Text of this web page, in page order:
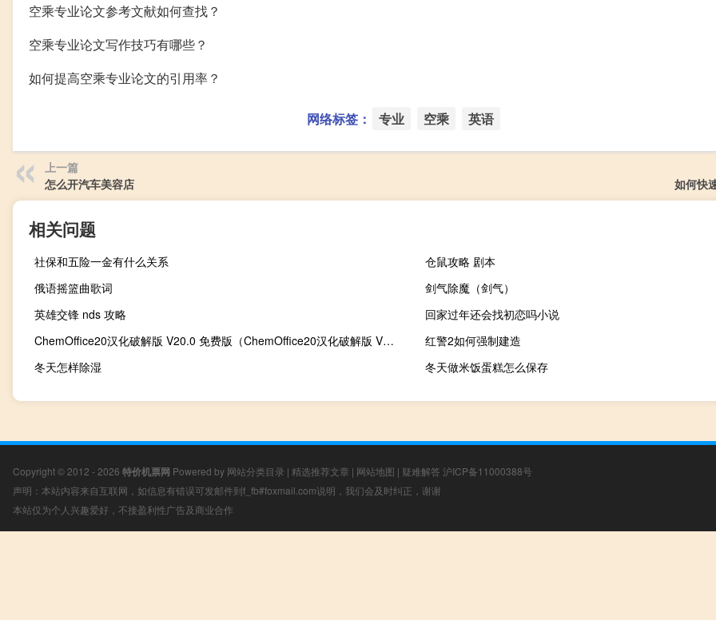
空乘专业论文参考文献如何查找？
空乘专业论文写作技巧有哪些？
如何提高空乘专业论文的引用率？
网络标签： 专业 空乘 英语
上一篇
怎么开汽车美容店
如何快
相关问题
社保和五险一金有什么关系
仓鼠攻略 剧本
俄语摇篮曲歌词
剑气除魔（剑气）
英雄交锋 nds 攻略
回家过年还会找初恋吗小说
ChemOffice20汉化破解版 V20.0 免费版（ChemOffice20汉化破解版 V20.0 免费版功能简介）
红警2如何强制建造
冬天怎样除湿
冬天做米饭蛋糕怎么保存
Copyright © 2012 - 2026 特价机票网 Powered by 网站分类目录 | 精选推荐文章 | 网站地图 | 疑难解答 沪ICP备11000388号
声明：本站内容来自互联网，如信息有错误可发邮件到f_fb#foxmail.com说明，我们会及时纠正，谢谢
本站仅为个人兴趣爱好，不接盈利性广告及商业合作